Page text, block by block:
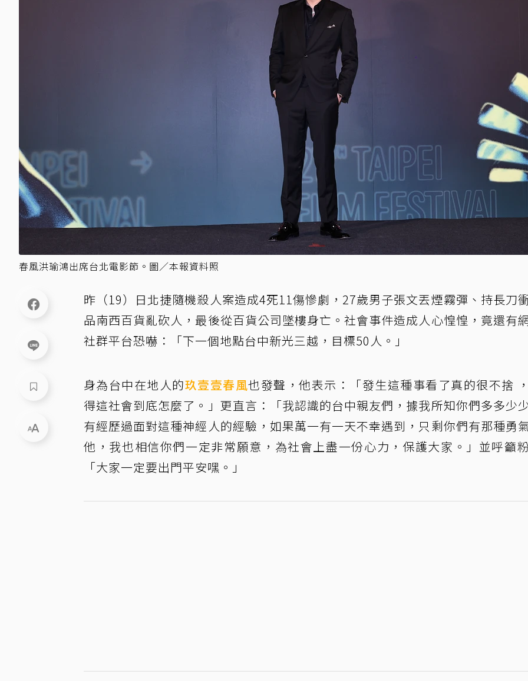
春風洪瑜鴻出席台北電影節。圖／本報資料照
昨（19）日北捷隨機殺人案造成4死11傷慘劇，27歲男子張文丟煙霧彈、持長刀
品南西百貨亂砍人，最後從百貨公司墜樓身亡。社會事件造成人心惶惶，竟還有
社群平台恐嚇：「下一個地點台中新光三越，目標50人。」
身為台中在地人的玖壹壹春風也發聲，他表示：「發生這種事看了真的很不捨
得這社會到底怎麼了。」更直言：「我認識的台中親友們，據我所知你們多多少
有經歷過面對這種神經人的經驗，如果萬一有一天不幸遇到，只剩你們有那種勇
他，我也相信你們一定非常願意，為社會上盡一份心力，保護大家。」並呼籲
「大家一定要出門平安嘿。」